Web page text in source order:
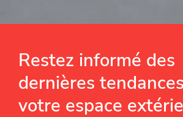
Restez informé des
dernières
votre espace